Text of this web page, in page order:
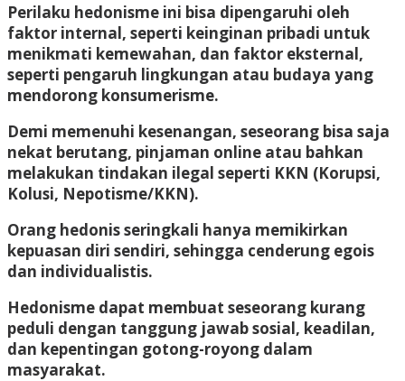
Perilaku hedonisme ini bisa dipengaruhi oleh
faktor internal, seperti keinginan pribadi untuk
menikmati kemewahan, dan faktor eksternal,
seperti pengaruh lingkungan atau budaya yang
mendorong konsumerisme.
Demi memenuhi kesenangan, seseorang bisa saja
nekat berutang, pinjaman online atau bahkan
melakukan tindakan ilegal seperti KKN (Korupsi,
Kolusi, Nepotisme/KKN).
Orang hedonis seringkali hanya memikirkan
kepuasan diri sendiri, sehingga cenderung egois
dan individualistis.
Hedonisme dapat membuat seseorang kurang
peduli dengan tanggung jawab sosial, keadilan,
dan kepentingan gotong-royong dalam
masyarakat.